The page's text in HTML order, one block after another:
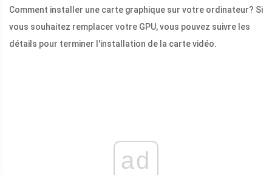
Comment installer une carte graphique sur votre ordinateur? Si
vous souhaitez remplacer votre GPU, vous pouvez suivre les
détails pour terminer l'installation de la carte vidéo.
ad